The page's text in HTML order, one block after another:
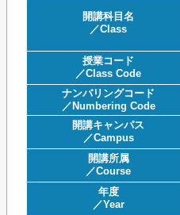
開講科目名
／Class
授業コード
／Class Code
ナンバリングコード
／Numbering Code
開講キャンパス
／Campus
開講所属
／Course
年度
／Year